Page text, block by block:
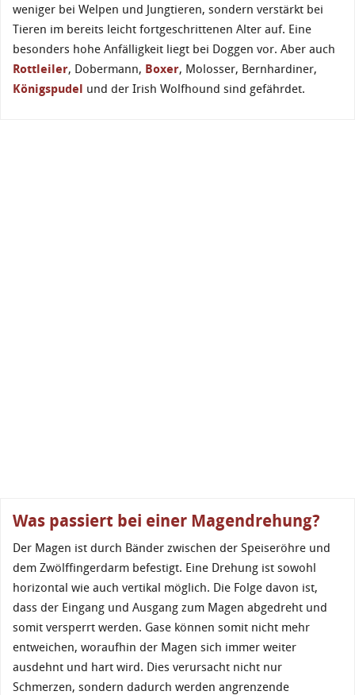
weniger bei Welpen und Jungtieren, sondern verstärkt bei
Tieren im bereits leicht fortgeschrittenen Alter auf. Eine
besonders hohe Anfälligkeit liegt bei Doggen vor. Aber auch
Rottleiler, Dobermann, Boxer, Molosser, Bernhardiner,
Königspudel und der Irish Wolfhound sind gefährdet.
Was passiert bei einer Magendrehung?
Der Magen ist durch Bänder zwischen der Speiseröhre und
dem Zwölffingerdarm befestigt. Eine Drehung ist sowohl
horizontal wie auch vertikal möglich. Die Folge davon ist,
dass der Eingang und Ausgang zum Magen abgedreht und
somit versperrt werden. Gase können somit nicht mehr
entweichen, woraufhin der Magen sich immer weiter
ausdehnt und hart wird. Dies verursacht nicht nur
Schmerzen, sondern dadurch werden angrenzende